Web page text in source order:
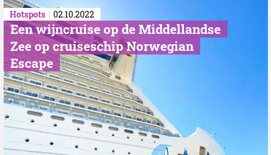
Hotspots 02.10.2022
Een wijncruise op de Middellandse
Zee op cruiseschip Norwegian
Escape